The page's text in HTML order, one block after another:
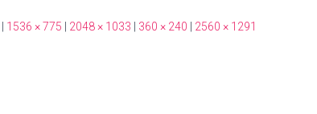
1536 × 775 2048 × 1033 360 × 240 2560 × 1291